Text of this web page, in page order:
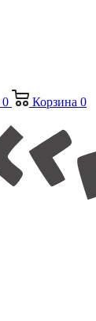
0 Корзина 0